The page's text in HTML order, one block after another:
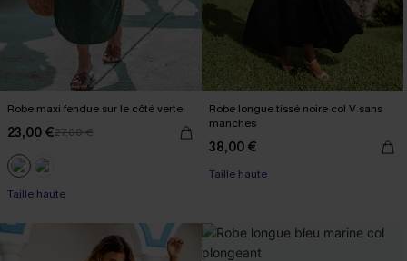
Robe maxi fendue sur le côté verte
23,00 €27,00 €
Taille haute
Robe longue tissé noire col V sans
manches
38,00 €
Taille haute